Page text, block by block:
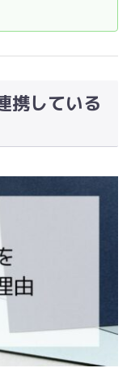
携している